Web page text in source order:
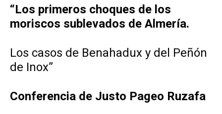
“Los primeros choques de los
moriscos sublevados de Almería.
Los casos de Benahadux y del Peñón
de Inox”
Conferencia de Justo Pageo Ruzafa